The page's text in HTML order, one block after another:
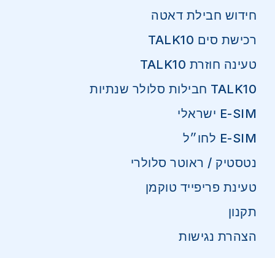
חידוש חבילת דאטה
רכישת סים TALK10
טעינה חוזרת TALK10
TALK10 חבילות סלולר שנתיות
E-SIM ישראלי
E-SIM לחו״ל
נטסטיק / ראוטר סלולרי
טעינת פריפייד טוקמן
תקנון
הצהרת נגישות